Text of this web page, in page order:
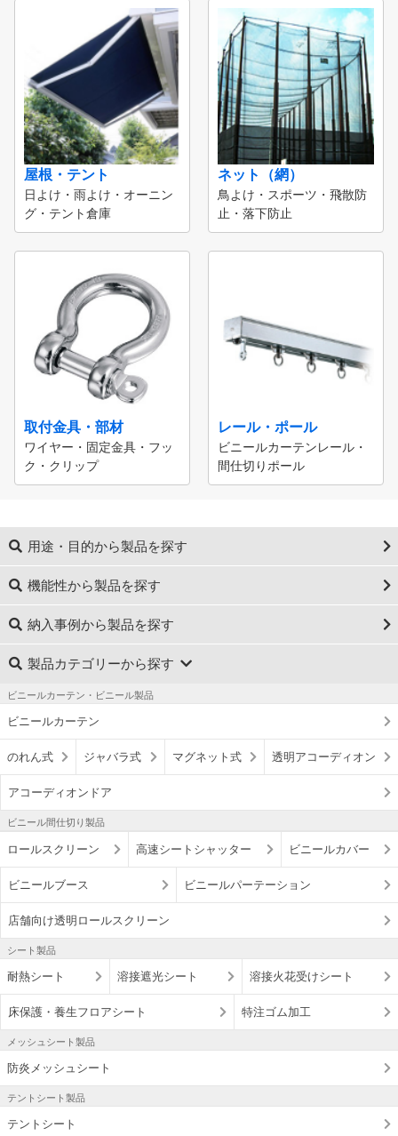
屋根・テント
日よけ・雨よけ・オーニン
グ・テント倉庫
ネット（網）
鳥よけ・スポーツ・飛散防
止・落下防止
取付金具・部材
ワイヤー・固定金具・フッ
ク・クリップ
レール・ポール
ビニールカーテンレール・
間仕切りポール
用途・目的から製品を探す
機能性から製品を探す
納入事例から製品を探す
製品カテゴリーから探す
ビニールカーテン・ビニール製品
ビニールカーテン
のれん式 ジャバラ式 マグネット式 透明アコーディオン
アコーディオンドア
ビニール間仕切り製品
ロールスクリーン 高速シートシャッター ビニールカバー
ビニールブース ビニールパーテーション
店舗向け透明ロールスクリーン
シート製品
耐熱シート 溶接遮光シート 溶接火花受けシート
床保護・養生フロアシート 特注ゴム加工
メッシュシート製品
防炎メッシュシート
テントシート製品
テントシート